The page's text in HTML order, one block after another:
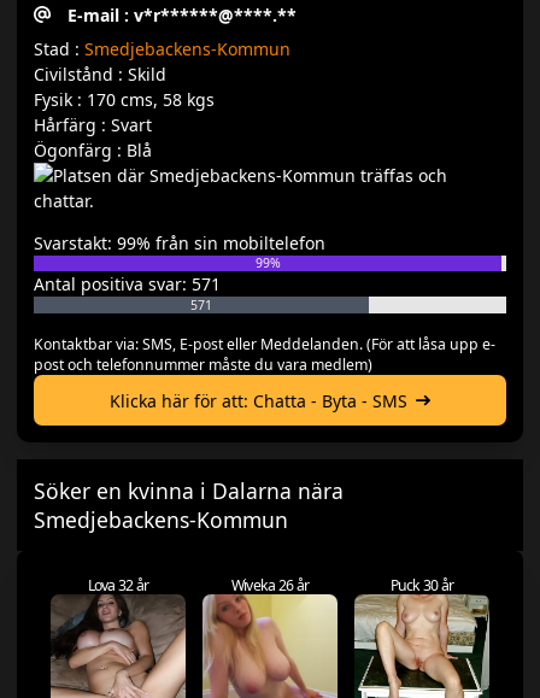
E-mail : v*r******@****.**
Stad : Smedjebackens-Kommun
Civilstånd : Skild
Fysik : 170 cms, 58 kgs
Hårfärg : Svart
Ögonfärg : Blå
Svarstakt: 99% från sin mobiltelefon
99%
Antal positiva svar: 571
571
Kontaktbar via: SMS, E-post eller Meddelanden. (För att låsa upp e-
post och telefonnummer måste du vara medlem)
Klicka här för att: Chatta - Byta - SMS
Söker en kvinna i Dalarna nära
Smedjebackens-Kommun
Lova 32 år Wiveka 26 år Puck 30 år